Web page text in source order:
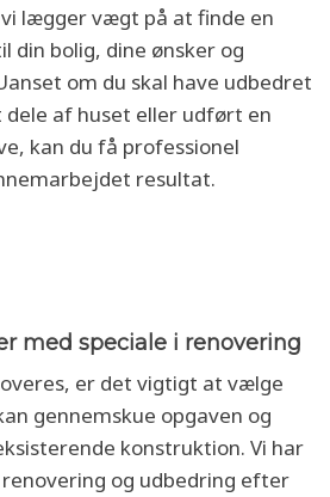
lægger vægt på at finde en
din bolig, dine ønsker og
om du skal have udbedret
dele af huset eller udført en
kan du få professionel
resultat.
med speciale i renovering
er det vigtigt at vælge
gennemskue opgaven og
konstruktion. Vi har
og udbedring efter